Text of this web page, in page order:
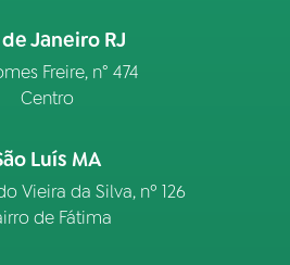
Janeiro RJ
Freire, n° 474
Centro
Luís MA
Vieira da Silva, nº 126
de Fátima